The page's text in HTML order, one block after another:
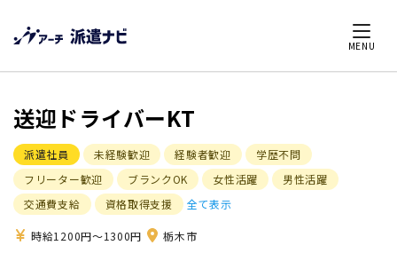
MENU
送迎ドライバーKT
派遣社員 未経験歓迎 経験者歓迎
学歴不問
フリーター歓迎
ブランクOK 女性活躍
男性活躍
交通費支給
資格取得支援 全て表示
時給1200円～1300円 栃木市